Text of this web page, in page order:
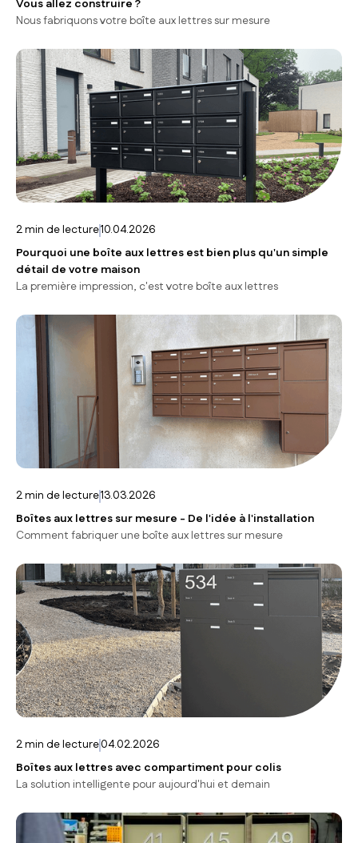
Vous allez construire ?
Nous fabriquons votre boîte aux lettres sur mesure
2min de lecture10.04.2026
Pourquoi une boîte aux lettres est bien plus qu'un simple
détail de votre maison
La première impression, c'est votre boîte aux lettres
2min de lecture13.03.2026
Boîtes aux lettres sur mesure - De l'idée à l'installation
Comment fabriquer une boîte aux lettres sur mesure
2min de lecture04.02.2026
Boîtes aux lettres avec compartiment pour colis
La solution intelligente pour aujourd'hui et demain